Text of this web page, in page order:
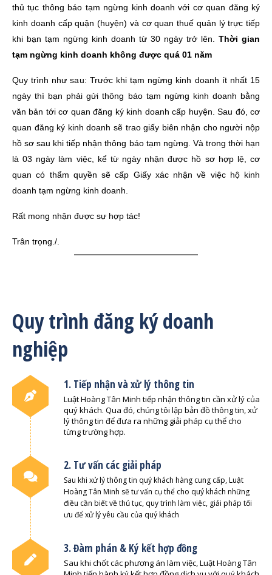
thủ tục thông báo tạm ngừng kinh doanh với cơ quan đăng ký
kinh doanh cấp quận (huyện) và cơ quan thuế quản lý trực tiếp
khi bạn tạm ngừng kinh doanh từ 30 ngày trở lên. Thời gian
tạm ngừng kinh doanh không được quá 01 năm
Quy trình như sau: Trước khi tạm ngừng kinh doanh ít nhất 15
ngày thì bạn phải gửi thông báo tạm ngừng kinh doanh bằng
văn bản tới cơ quan đăng ký kinh doanh cấp huyện. Sau đó, cơ
quan đăng ký kinh doanh sẽ trao giấy biên nhận cho người nộp
hồ sơ sau khi tiếp nhận thông báo tạm ngừng. Và trong thời hạn
là 03 ngày làm việc, kể từ ngày nhận được hồ sơ hợp lệ, cơ
quan có thẩm quyền sẽ cấp Giấy xác nhận về việc hộ kinh
doanh tạm ngừng kinh doanh.
Rất mong nhận được sự hợp tác!
Trân trọng./.
Quy trình đăng ký doanh
nghiệp
1. Tiếp nhận và xử lý thông tin
Luật Hoàng Tân Minh tiếp nhận thông tin cần xử lý của
quý khách. Qua đó, chúng tôi lập bản đồ thông tin, xử
lý thông tin để đưa ra những giải pháp cụ thể cho
từng trường hợp.
2. Tư vấn các giải pháp
Sau khi xử lý thông tin quý khách hàng cung cấp, Luật
Hoàng Tân Minh sẽ tư vấn cụ thể cho quý khách những
điều cần biết về thủ tục, quy trình làm việc, giải pháp tối
ưu để xử lý yêu cầu của quý khách
3. Đàm phán & Ký kết hợp đồng
Sau khi chốt các phương án làm việc, Luật Hoàng Tân